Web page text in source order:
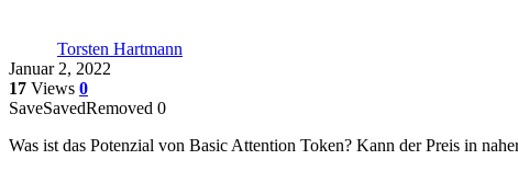
Torsten Hartmann
Januar 2, 2022
17 Views 0
SaveSavedRemoved 0
Was ist das Potenzial von Basic Attention Token? Kann der Preis in